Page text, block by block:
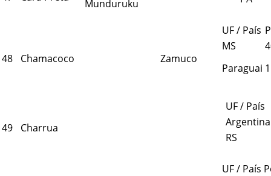
Munduruku
48 Chamacoco Zamuco
UF / País
MS
Paraguai
49 Charrua
UF / País
Argentina
RS
UF / País